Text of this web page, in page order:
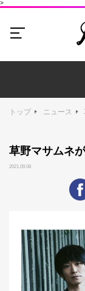
>
トップ ニュース
草野マサムネ
2021.09.08